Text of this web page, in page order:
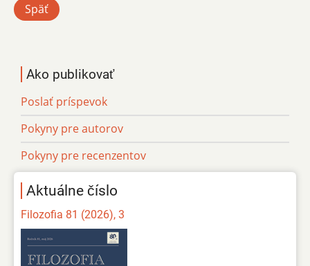
Späť
Ako publikovať
Poslať príspevok
Pokyny pre autorov
Pokyny pre recenzentov
Aktuálne číslo
Filozofia 81 (2026), 3